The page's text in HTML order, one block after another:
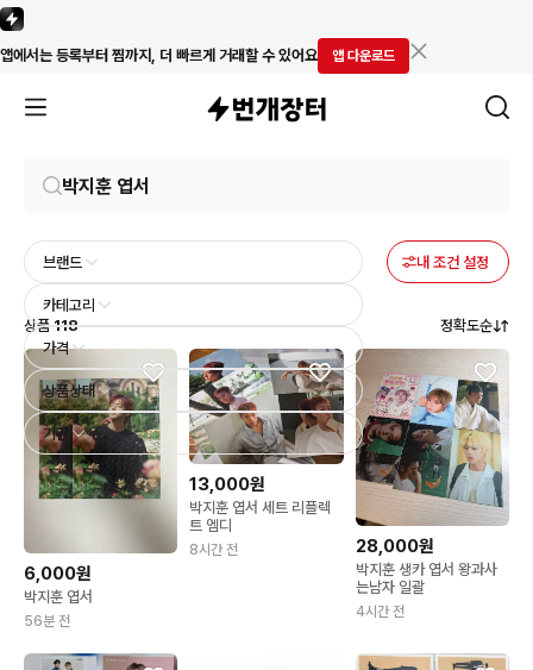
앱에서는 등록부터 찜까지, 더 빠르게 거래할 수 있어요 앱 다운로드
브랜드
카테고리
가격
상품상태
기간
내 조건 설정
상품 118 정확도순
6,000원
박지훈 엽서
56분 전
13,000원
박지훈 엽서 세트 리플렉
트 엠디
8시간 전 28,000원
박지훈 생카 엽서 왕과사
는남자 일괄
4시간 전